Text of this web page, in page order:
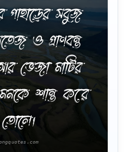
পাহাড়ের সবুজ
ও প্রাণবন্ত
ভেজা মাটির
শান্ত করে
তোলে।